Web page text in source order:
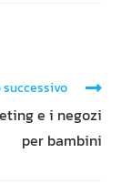
e i negozi
per bambini